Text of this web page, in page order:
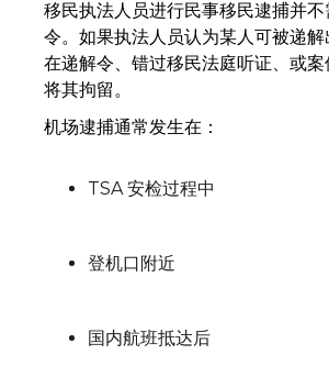
移民执法人员进行民事移民逮捕并
令。如果执法人员认为某人可被递
在递解令、错过移民法庭听证、或
将其拘留。
机场逮捕通常发生在：
TSA 安检过程中
登机口附近
国内航班抵达后